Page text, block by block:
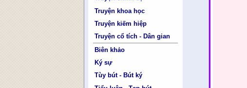
Truyện khoa học
Truyện kiếm hiệp
Truyện cổ tích - Dân gian
Biên khảo
Ký sự
Tùy bút - Bút ký